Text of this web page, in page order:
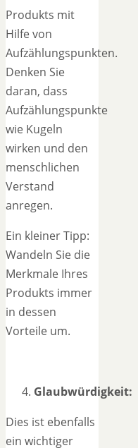
Produkts mit
Hilfe von
Aufzählungspunkten.
Denken Sie
daran, dass
Aufzählungspunkte
wie Kugeln
wirken und den
menschlichen
Verstand
anregen.
Ein kleiner Tipp:
Wandeln Sie die
Merkmale Ihres
Produkts immer
in dessen
Vorteile um.
Glaubwürdigkeit:
Dies ist ebenfalls
ein wichtiger